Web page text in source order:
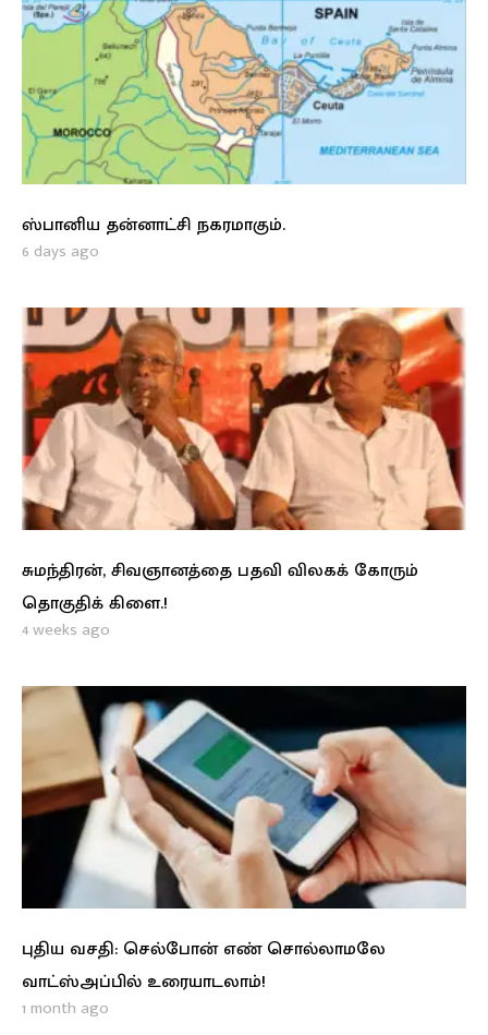
ஸ்பானிய தன்னாட்சி நகரமாகும்.
6 days ago
சுமந்திரன், சிவஞானத்தை பதவி விலகக் கோரும்
தொகுதிக் கிளை.!
4 weeks ago
புதிய வசதி: செல்போன் எண் சொல்லாமலே
வாட்ஸ்அப்பில் உரையாடலாம்!
1 month ago